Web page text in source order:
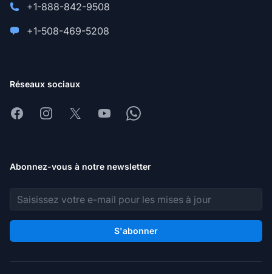
+1-888-842-9508
+1-508-469-5208
Réseaux sociaux
FacebookInstagram
X YoutubeWhatsapp
Abonnez-vous à notre newsletter
Adresse e-mail
S'abonner